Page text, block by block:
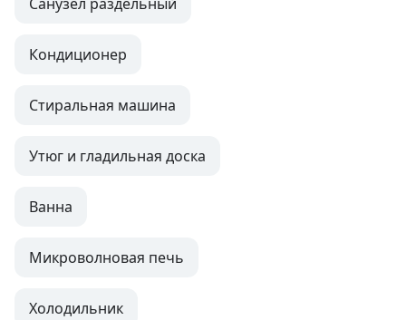
Кондиционер
Стиральная машина
Утюг и гладильная доска
Ванна
Микроволновая печь
Холодильник